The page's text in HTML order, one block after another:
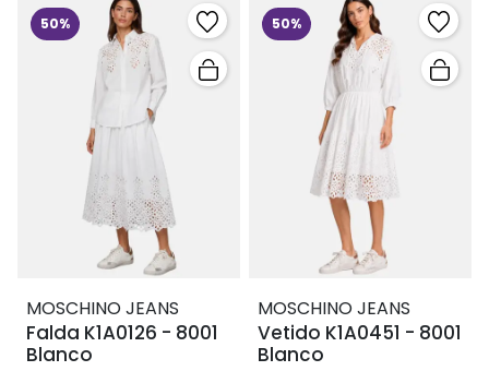
50%
MOSCHINO JEANS
Falda K1A0126 - 8001
Blanco
50%
MOSCHINO JEANS
Vetido K1A0451 - 8001
Blanco